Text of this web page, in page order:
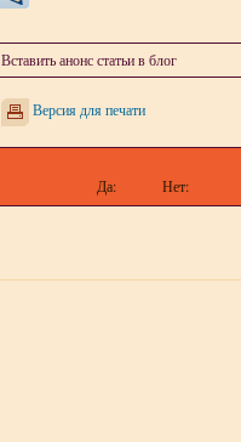
Вставить анонс статьи в блог
Версия для печати
Да: Нет: